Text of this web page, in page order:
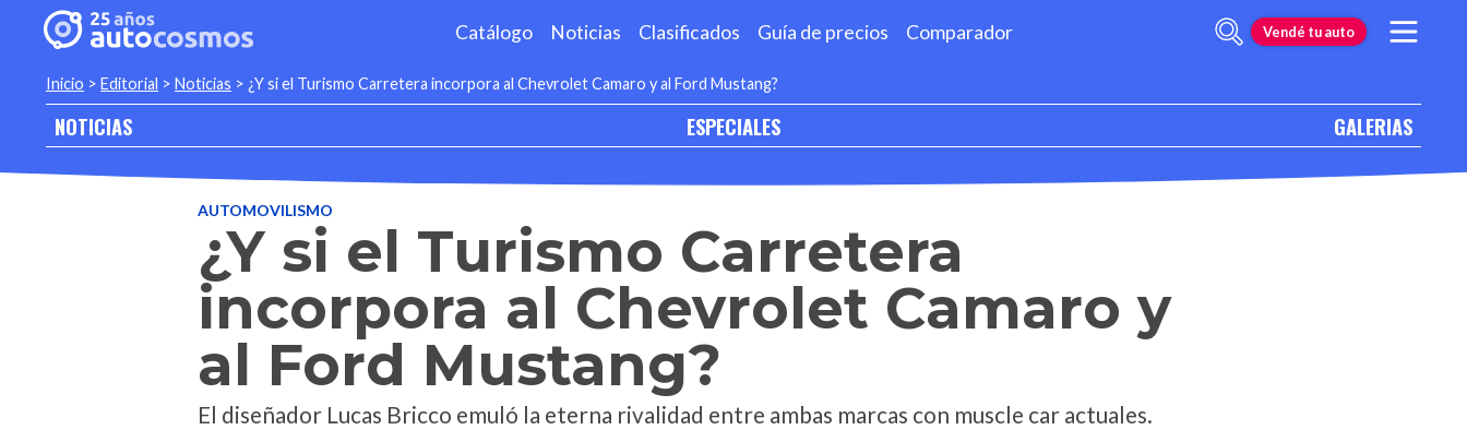
Catálogo Noticias Clasificados Guía de precios Comparador Vendé tu auto
Inicio > Editorial > Noticias > ¿Y si el Turismo Carretera incorpora al Chevrolet Camaro y al Ford Mustang?
NOTICIAS ESPECIALES GALERIAS
AUTOMOVILISMO
¿Y si el Turismo Carretera
incorpora al Chevrolet Camaro y
al Ford Mustang?
El diseñador Lucas Bricco emuló la eterna rivalidad entre ambas marcas con muscle car actuales.